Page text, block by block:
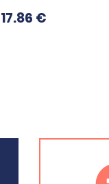
17.86 €